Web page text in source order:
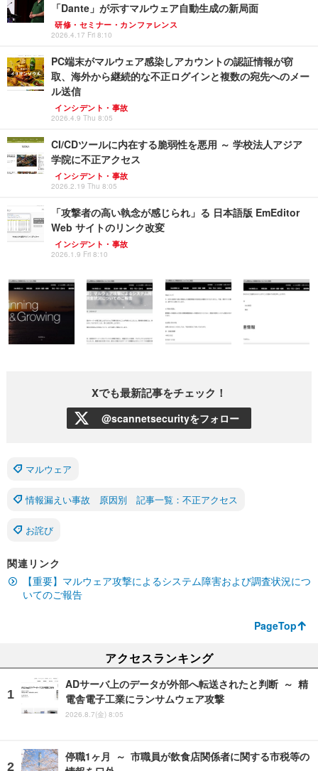
「Dante」が示すマルウェア自動生成の新局面
研修・セミナー・カンファレンス
2026.4.17 Fri 8:10
PC端末がマルウェア感染しアカウントの認証情報が窃
取、海外から継続的な不正ログインと複数の宛先へのメー
ル送信
インシデント・事故
2026.4.9 Thu 8:05
CI/CDツールに内在する脆弱性を悪用 ～ 学校法人アジア
学院に不正アクセス
インシデント・事故
2026.2.19 Thu 8:05
「攻撃者の高い執念が感じられ」る 日本語版 EmEditor
Web サイトのリンク改変
インシデント・事故
2026.1.9 Fri 8:10
Xでも最新記事をチェック！
@scannetsecurityをフォロー
マルウェア
情報漏えい事故 原因別 記事一覧：不正アクセス
お詫び
関連リンク
【重要】マルウェア攻撃によるシステム障害および調査状況につ
いてのご報告
PageTop
アクセスランキング
ADサーバ上のデータが外部へ転送されたと判断 ～ 精
電舎電子工業にランサムウェア攻撃
2026.8.7(金) 8:05
停職1ヶ月 ～ 市職員が飲食店関係者に関する市税等の